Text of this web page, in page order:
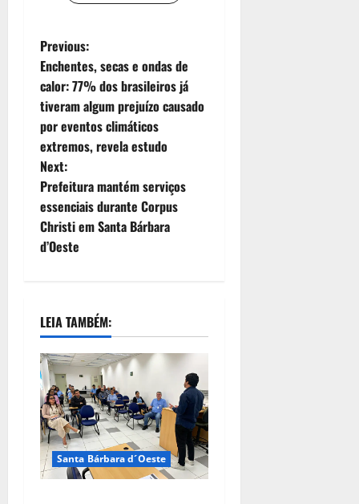
Previous:
Enchentes, secas e ondas de
calor: 77% dos brasileiros já
tiveram algum prejuízo causado
por eventos climáticos
extremos, revela estudo
Next:
Prefeitura mantém serviços
essenciais durante Corpus
Christi em Santa Bárbara
d’Oeste
LEIA TAMBÉM:
Santa Bárbara d´Oeste